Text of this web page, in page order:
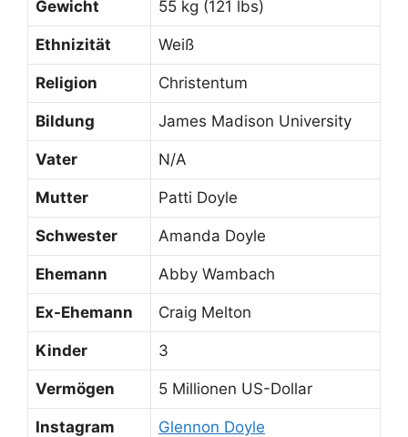
Gewicht 55 kg (121 lbs)
Ethnizität Weiß
Religion Christentum
Bildung James Madison University
Vater N/A
Mutter Patti Doyle
Schwester Amanda Doyle
Ehemann Abby Wambach
Ex-Ehemann Craig Melton
Kinder 3
Vermögen 5 Millionen US-Dollar
Instagram Glennon Doyle